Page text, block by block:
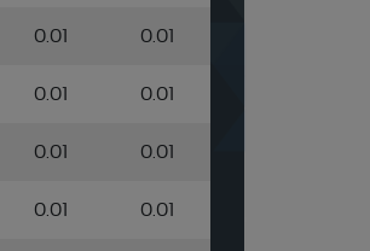
0.01 0.01
0.01 0.01
0.01 0.01
0.01 0.01